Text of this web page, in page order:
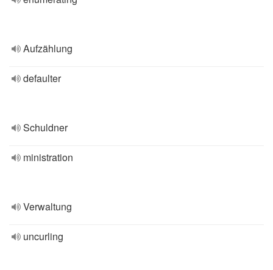
Aufzählung
defaulter
Schuldner
ministration
Verwaltung
uncurling